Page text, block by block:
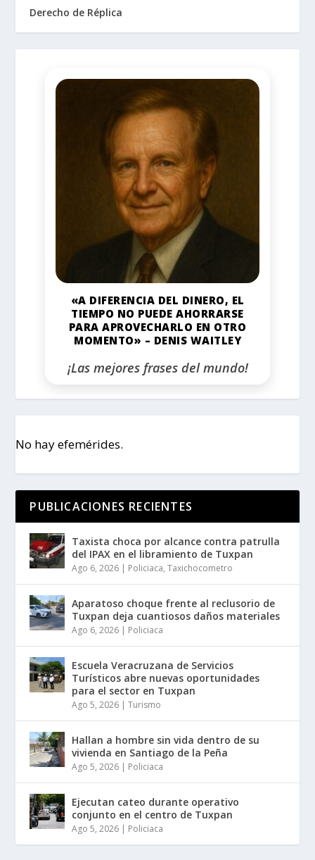
Derecho de Réplica
«A DIFERENCIA DEL DINERO, EL
TIEMPO NO PUEDE AHORRARSE
PARA APROVECHARLO EN OTRO
MOMENTO» – DENIS WAITLEY
¡Las mejores frases del mundo!
No hay efemérides.
PUBLICACIONES RECIENTES
Taxista choca por alcance contra patrulla
del IPAX en el libramiento de Tuxpan
Ago 6, 2026 | Policiaca,Taxichocometro
Aparatoso choque frente al reclusorio de
Tuxpan deja cuantiosos daños materiales
Ago 6, 2026 | Policiaca
Escuela Veracruzana de Servicios
Turísticos abre nuevas oportunidades
para el sector en Tuxpan
Ago 5, 2026 |Turismo
Hallan a hombre sin vida dentro de su
vivienda en Santiago de la Peña
Ago 5, 2026 | Policiaca
Ejecutan cateo durante operativo
conjunto en el centro de Tuxpan
Ago 5, 2026 | Policiaca